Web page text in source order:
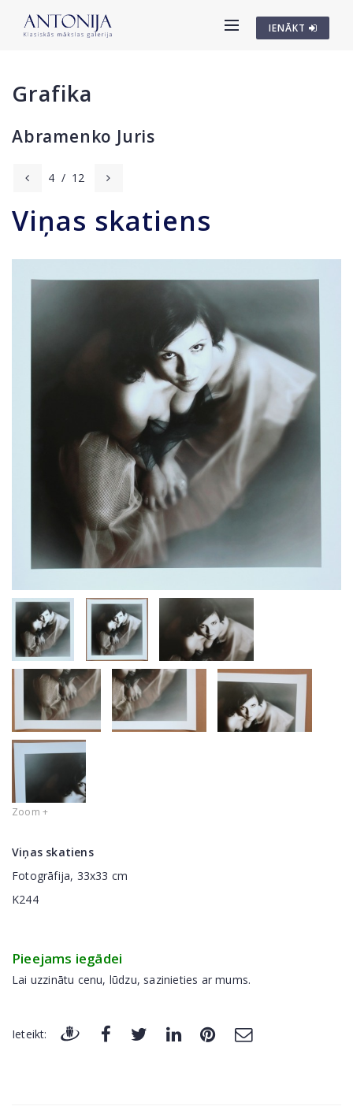
IENĀKT
Grafika
Abramenko Juris
4 / 12
Viņas skatiens
Zoom +
Viņas skatiens
Fotogrāfija, 33x33 cm
K244
Pieejams iegādei
Lai uzzinātu cenu, lūdzu, sazinieties ar mums.
Ieteikt: